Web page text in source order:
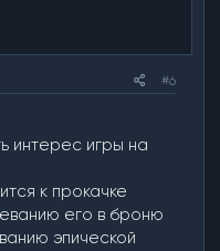
#6
интерес игры на
к прокачке
его в броню
эпической